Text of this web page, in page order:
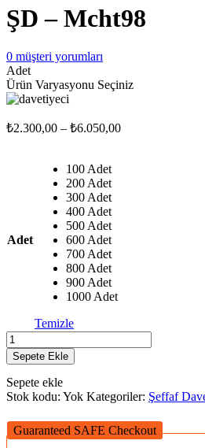
-
ŞD – Mcht98
0 müşteri yorumları
Adet
Ürün Varyasyonu Seçiniz
₺2.300,00 – ₺6.050,00Fiyat
Adet
100 Adet
200 Adet
300 Adet
400 Adet
500 Adet
600 Adet
700 Adet
800 Adet
900 Adet
1000 Adet
Temizle
ŞD
-
Mcht98
adet
Sepete Ekle
Sepete ekle
Stok kodu: Yok Kategoriler: Şeffaf
Guaranteed SAFE Checkout